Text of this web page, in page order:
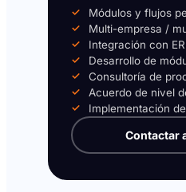
Módulos y flujos
Multi-empresa /
Integración con
Desarrollo de
Consultoría de
Acuerdo de nivel
Implementación
Contactar